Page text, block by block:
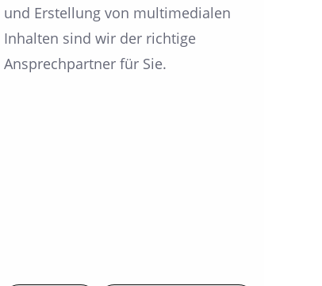
und Erstellung von multimedialen
Inhalten sind wir der richtige
Ansprechpartner für Sie.